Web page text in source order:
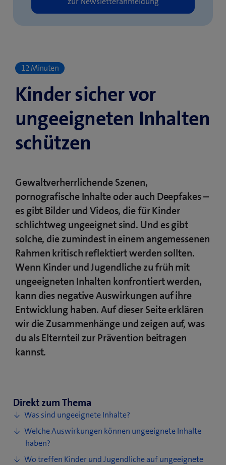
12 Minuten
Kinder sicher vor
ungeeigneten Inhalten
schützen
Gewaltverherrlichende Szenen,
pornografische Inhalte oder auch Deepfakes –
es gibt Bilder und Videos, die für Kinder
schlichtweg ungeeignet sind. Und es gibt
solche, die zumindest in einem angemessenen
Rahmen kritisch reflektiert werden sollten.
Wenn Kinder und Jugendliche zu früh mit
ungeeigneten Inhalten konfrontiert werden,
kann dies negative Auswirkungen auf ihre
Entwicklung haben. Auf dieser Seite erklären
wir die Zusammenhänge und zeigen auf, was
du als Elternteil zur Prävention beitragen
kannst.
Direkt zum Thema
Was sind ungeeignete Inhalte?
Welche Auswirkungen können ungeeignete Inhalte
haben?
Wo treffen Kinder und Jugendliche auf ungeeignete